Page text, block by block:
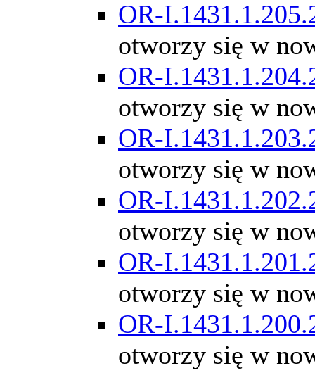
OR-
otworzy się w
OR-
otworzy się w
OR-
otworzy się w
OR-
otworzy się w
OR-
otworzy się w
OR-
otworzy się w